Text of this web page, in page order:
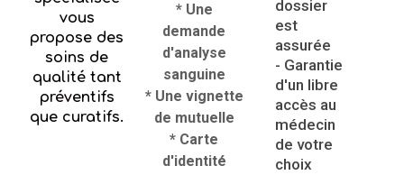
vous
propose des
soins de
qualité tant
préventifs
que curatifs.
* Une
demande
d'analyse
sanguine
* Une vignette
de mutuelle
* Carte
d'identité
dossier
est
assurée
- Garantie
d'un libre
accès au
médecin
de votre
choix